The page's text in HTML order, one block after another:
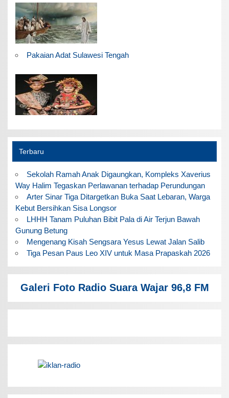
Pakaian Adat Sulawesi Tengah
Terbaru
Sekolah Ramah Anak Digaungkan, Kompleks Xaverius
Way Halim Tegaskan Perlawanan terhadap Perundungan
Arter Sinar Tiga Ditargetkan Buka Saat Lebaran, Warga
Kebut Bersihkan Sisa Longsor
LHHH Tanam Puluhan Bibit Pala di Air Terjun Bawah
Gunung Betung
Mengenang Kisah Sengsara Yesus Lewat Jalan Salib
Tiga Pesan Paus Leo XIV untuk Masa Prapaskah 2026
Galeri Foto Radio Suara Wajar 96,8 FM